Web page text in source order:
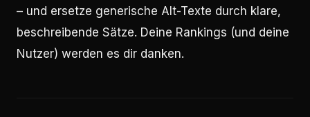
– und ersetze generische Alt-Texte durch klare,
beschreibende Sätze. Deine Rankings (und deine
Nutzer) werden es dir danken.